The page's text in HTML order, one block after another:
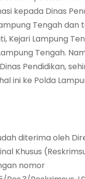
kepada Dinas
Tengah dan
Kejari Lampung
Tengah.
Pendidikan,
ini ke Polda
diterima oleh
Khusus
nomor